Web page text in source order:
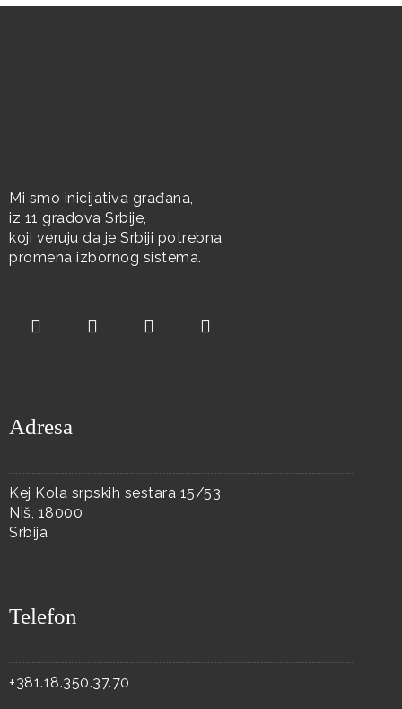
Mi smo inicijativa građana,
iz 11 gradova Srbije,
koji veruju da je Srbiji potrebna
promena izbornog sistema.
Adresa
Kej Kola srpskih sestara 15/53
Niš, 18000
Srbija
Telefon
+381.18.350.37.70